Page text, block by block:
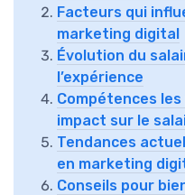
Facteurs qui
marketing digital
Évolution du
l’expérience
Compétences
impact sur le
Tendances
en marketing
Conseils pour